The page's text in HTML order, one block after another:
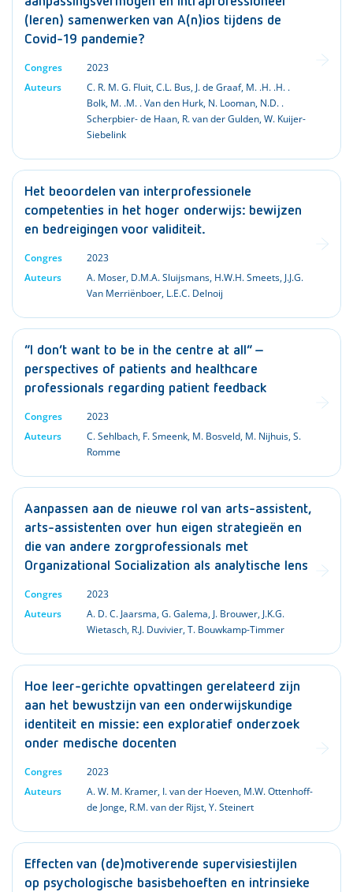
(leren) samenwerken van A(n)ios tijdens de
Covid-19 pandemie?
Congres
2023
Auteurs
C. R. M. G. Fluit,C.L. Bus, J. de Graaf, M. .H. .H. .
Bolk, M. .M. . Van den Hurk, N. Looman, N.D. .
Scherpbier- de Haan, R. van der Gulden,W. Kuijer-
Siebelink
Het beoordelen van interprofessionele
competenties in het hoger onderwijs: bewijzen
en bedreigingen voor validiteit.
Congres
2023
Auteurs
A. Moser, D.M.A. Sluijsmans, H.W.H. Smeets, J.J.G.
Van Merriënboer, L.E.C. Delnoij
“I don’t want to be in the centre at all” –
perspectives of patients and healthcare
professionals regarding patient feedback
Congres
2023
Auteurs
C. Sehlbach, F. Smeenk, M. Bosveld, M. Nijhuis,S.
Romme
Aanpassen aan de nieuwe rol van arts-assistent,
arts-assistenten over hun eigen strategieën en
die van andere zorgprofessionals met
Organizational Socialization als analytische lens
Congres
2023
Auteurs
A. D. C. Jaarsma,G. Galema, J. Brouwer, J.K.G.
Wietasch, R.J. Duvivier,T. Bouwkamp-Timmer
Hoe leer-gerichte opvattingen gerelateerd zijn
aan het bewustzijn van een onderwijskundige
identiteit en missie: een exploratief onderzoek
onder medische docenten
Congres
2023
Auteurs
A. W. M. Kramer, I. van der Hoeven, M.W. Ottenhoff-
de Jonge, R.M. van der Rijst,Y. Steinert
Effecten van (de)motiverende supervisiestijlen
op psychologische basisbehoeften en intrinsieke